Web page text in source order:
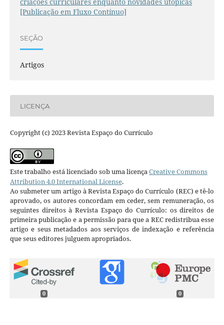
[Publicação em Fluxo Contínuo]
SEÇÃO
Artigos
LICENÇA
Copyright (c) 2023 Revista Espaço do Currículo
Este trabalho está licenciado sob uma licençaCreative Commons
Attribution 4.0 International License.
Ao submeter um artigo à Revista Espaço do Currículo (REC) e tê-lo
aprovado, os autores concordam em ceder, sem remuneração, os
seguintes direitos à Revista Espaço do Currículo: os direitos de
primeira publicação e a permissão para que a REC redistribua esse
artigo e seus metadados aos serviços de indexação e referência
que seus editores julguem apropriados.
0 0